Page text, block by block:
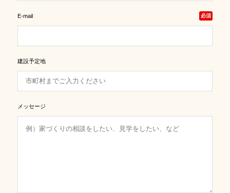
E-mail 必須
建設予定地
メッセージ